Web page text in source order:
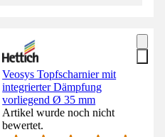
Veosys Topfscharnier mit
integrierter Dämpfung
vorliegend Ø 35 mm
Artikel wurde noch nicht
bewertet.